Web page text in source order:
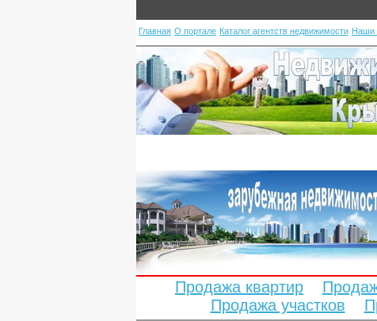
Главная О портале Каталог агентств недвижимости Наши
Продажа квартир
Продажа участков